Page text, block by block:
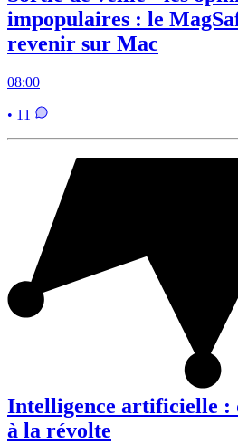
impopulaires : le
revenir sur Mac
08:00
• 11
Intelligence artificielle :
à la révolte